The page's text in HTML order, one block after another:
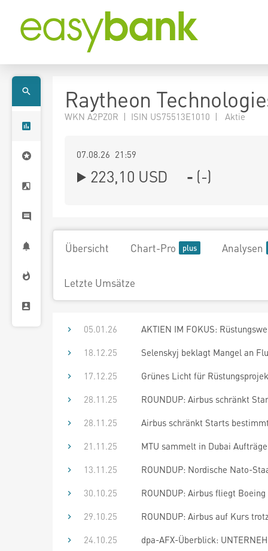
Raytheon
WKN A2PZ0R | ISIN US75513E1010 | Aktie
07.08.26 21:59
223,10 USD - (-)
Übersicht Chart-Pro Analysen
Letzte Umsätze
05.01.26
AKTIEN IM FOKUS:
18.12.25
Selenskyj beklagt Mangel an
17.12.25
Grünes Licht für
28.11.25
ROUNDUP: Airbus schränkt
28.11.25
Airbus schränkt Starts
21.11.25
MTU sammelt in Dubai
13.11.25
ROUNDUP: Nordische Nato-
30.10.25
ROUNDUP: Airbus fliegt
29.10.25
ROUNDUP: Airbus auf Kurs
24.10.25
dpa-AFX-Überblick: